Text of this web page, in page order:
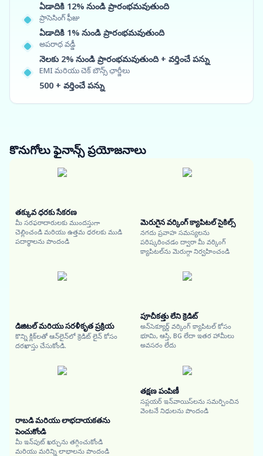
ఏడాదికి 12% నుండి ప్రారంభమవుతుంది
ప్రాసెసింగ్ ఫీజు
ఏడాదికి 1% నుండి ప్రారంభమవుతుంది
అపరాధ వడ్డీ
నెలకు 2% నుండి ప్రారంభమవుతుంది + వర్తించే పన్ను
EMI మరియు చెక్ బౌన్స్ ఛార్జీలు
500 + వర్తించే పన్ను
కొనుగోలు ఫైనాన్స్ప్రయోజనాలు
తక్కువ ధరకు సేకరణ
మీ సరఫరాదారులకు ముందస్తుగా
చెల్లించండి మరియు ఉత్తమ ధరలకు ముడి
పదార్థాలను పొందండి
మెరుగైన వర్కింగ్ క్యాపిటల్ సైకిల్స్
నగదు ప్రవాహ సమస్యలను
పరిష్కరించడం ద్వారా మీ వర్కింగ్
క్యాపిటల్‌ను మెరుగ్గా నిర్వహించండి
డిజిటల్ మరియు సరళీకృత ప్రక్రియ
కొన్ని క్లిక్‌లతో ఆన్‌లైన్‌లో క్రెడిట్ లైన్ కోసం
దరఖాస్తు చేసుకోండి.
పూచీకత్తు లేని క్రెడిట్
అన్‌సెక్యూర్డ్ వర్కింగ్ క్యాపిటల్ కోసం
భూమి, ఆస్తి, BG లేదా ఇతర హామీలు
అవసరం లేదు
రాబడి మరియు లాభదాయకతను
పెంచుకోండి
మీ ఇన్‌పుట్ ఖర్చును తగ్గించుకోండి
మరియు మరిన్ని లాభాలను పొందండి
తక్షణ పంపిణీ
సప్లయర్ ఇన్‌వాయిస్‌లను సమర్పించిన
వెంటనే నిధులను పొందండి